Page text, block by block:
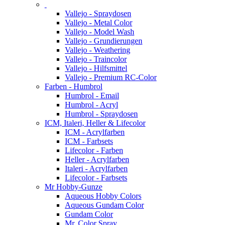
Vallejo - Spraydosen
Vallejo - Metal Color
Vallejo - Model Wash
Vallejo - Grundierungen
Vallejo - Weathering
Vallejo - Traincolor
Vallejo - Hilfsmittel
Vallejo - Premium RC-Color
Farben - Humbrol
Humbrol - Email
Humbrol - Acryl
Humbrol - Spraydosen
ICM, Italeri, Heller & Lifecolor
ICM - Acrylfarben
ICM - Farbsets
Lifecolor - Farben
Heller - Acrylfarben
Italeri - Acrylfarben
Lifecolor - Farbsets
Mr Hobby-Gunze
Aqueous Hobby Colors
Aqueous Gundam Color
Gundam Color
Mr. Color Spray